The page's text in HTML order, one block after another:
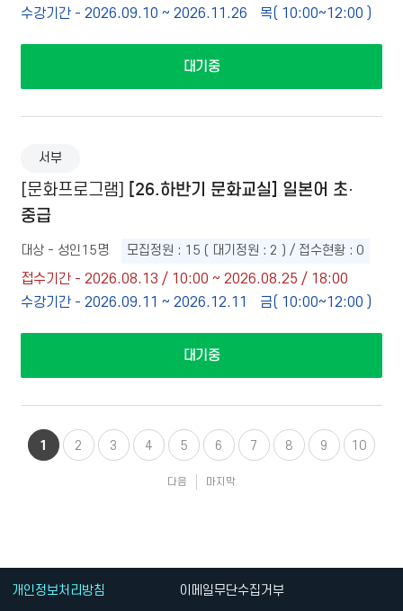
수강기간 - 2026.09.10 ~ 2026.11.26
목( 10:00~12:00 )
대기중
서부
[문화프로그램]
[26.하반기 문화교실] 일본어 초·
중급
대상 - 성인15명 모집정원 : 15 ( 대기정원 : 2 ) / 접수현황 : 0
접수기간 - 2026.08.13 / 10:00 ~ 2026.08.25 / 18:00
수강기간 - 2026.09.11 ~ 2026.12.11
금( 10:00~12:00 )
대기중
1 2 3 4 5 6 7 8 9 10
다음 마지막
개인정보처리방침
이메일무단수집거부